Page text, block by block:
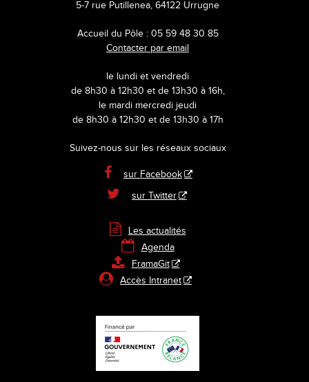
5-7 rue Putillenea, 64122 Urrugne
Accueil du Pôle : 05 59 48 30 85
Contacter par email
le lundi et vendredi
de 8h30 à 12h30 et de 13h30 à 16h,
le mardi mercredi jeudi
de 8h30 à 12h30 et de 13h30 à 17h
Suivez-nous sur les réseaux sociaux
 sur Facebook
 sur Twitter
 Les actualités
 Agenda
 FramaGit
 Accès Intranet